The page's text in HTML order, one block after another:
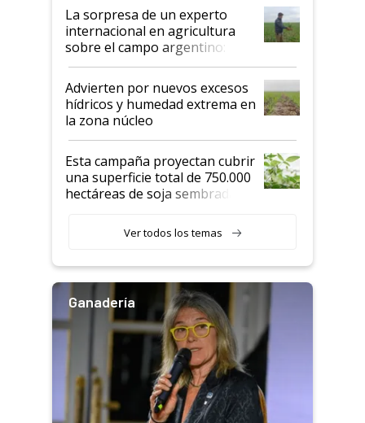
La sorpresa de un experto
internacional en agricultura
sobre el campo argentino:
"Estoy muy impresionado"
Advierten por nuevos excesos
hídricos y humedad extrema en
la zona núcleo
Esta campaña proyectan cubrir
una superficie total de 750.000
hectáreas de soja sembradas
variedades que marcan un
salto tecnológico en genética y
Ver todos los temas
Ganadería